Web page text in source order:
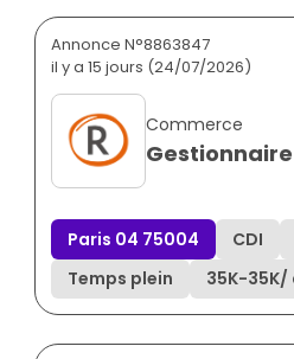
Annonce N°8863847
il y a 15 jours (24/07/2026)
Commerce
Paris 04 75004 CDI
Temps plein
35K-35K/